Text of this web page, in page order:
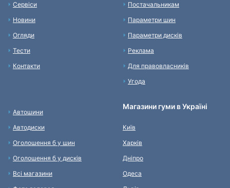
Сервіси
Новини
Огляди
Тести
Контакти
Постачальникам
Параметри шин
Параметри дисків
Реклама
Для правовласників
Угода
Автошини
Автодиски
Оголошення б у шин
Оголошення б у дисків
Всі магазини
Магазини гуми в Україні
Київ
Харків
Дніпро
Одеса